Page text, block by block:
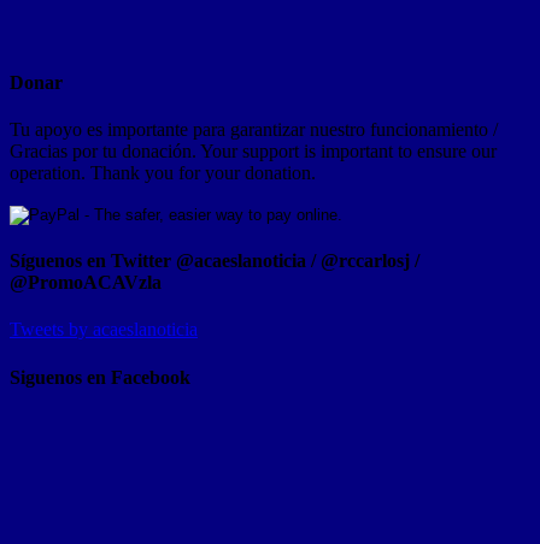
Donar
Tu apoyo es importante para garantizar nuestro funcionamiento /
Gracias por tu donación. Your support is important to ensure our
operation. Thank you for your donation.
Síguenos en Twitter @acaeslanoticia / @rccarlosj /
@PromoACAVzla
Tweets by acaeslanoticia
Siguenos en Facebook